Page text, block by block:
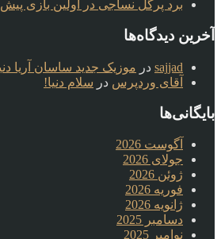
برد پرگل نساجی در اولین بازی
آخرین دیدگاه‌ها
sajjad در موزیک جدید ساسان آریا
آقای وردپرس در سلام دنیا!
بایگانی‌ها
آگوست 2026
جولای 2026
ژوئن 2026
فوریه 2026
ژانویه 2026
دسامبر 2025
نوامبر 2025